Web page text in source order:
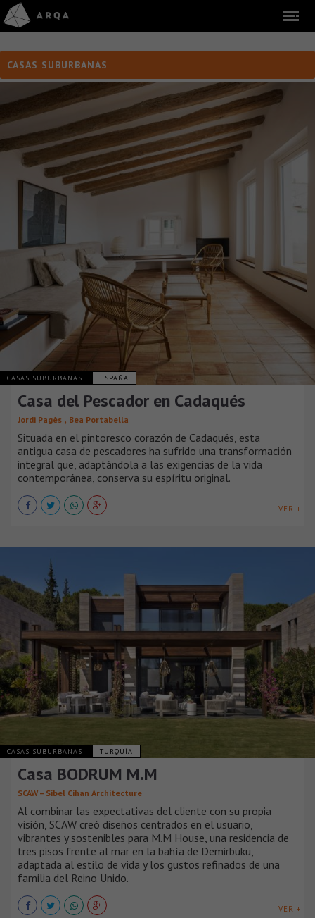
CASAS SUBURBANAS
CASAS SUBURBANAS ESPAÑA
Casa del Pescador en Cadaqués
Jordi Pagès , Bea Portabella
Situada en el pintoresco corazón de Cadaqués, esta
antigua casa de pescadores ha sufrido una transformación
integral que, adaptándola a las exigencias de la vida
contemporánea, conserva su espíritu original.
VER +
CASAS SUBURBANAS TURQUÍA
Casa BODRUM M.M
SCAW – Sibel Cihan Architecture
Al combinar las expectativas del cliente con su propia
visión, SCAW creó diseños centrados en el usuario,
vibrantes y sostenibles para M.M House, una residencia de
tres pisos frente al mar en la bahía de Demirbükü,
adaptada al estilo de vida y los gustos refinados de una
familia del Reino Unido.
VER +